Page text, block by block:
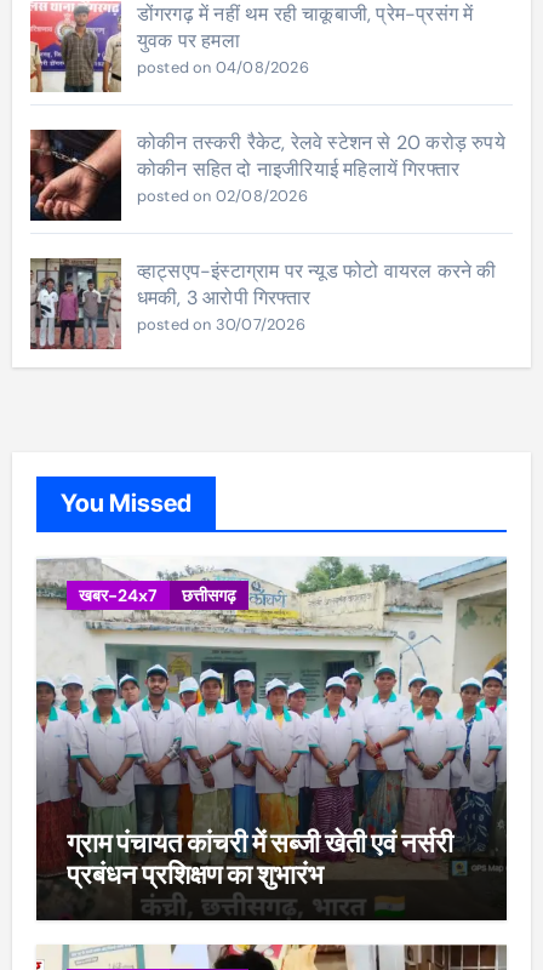
डोंगरगढ़ में नहीं थम रही चाकूबाजी, प्रेम-प्रसंग में
युवक पर हमला
posted on 04/08/2026
कोकीन तस्करी रैकेट, रेलवे स्टेशन से 20 करोड़ रुपये
कोकीन सहित दो नाइजीरियाई महिलायें गिरफ्तार
posted on 02/08/2026
व्हाट्सएप-इंस्टाग्राम पर न्यूड फोटो वायरल करने की
धमकी, 3 आरोपी गिरफ्तार
posted on 30/07/2026
You Missed
खबर-24x7 छत्तीसगढ़
ग्राम पंचायत कांचरी में सब्जी खेती एवं नर्सरी
प्रबंधन प्रशिक्षण का शुभारंभ